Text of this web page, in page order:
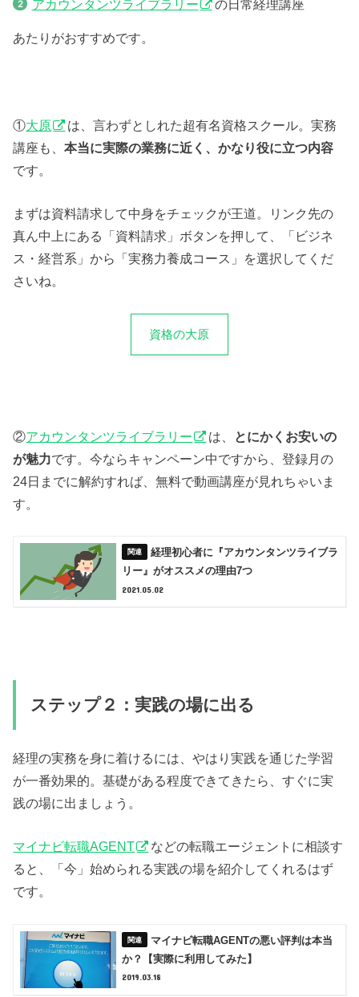
アカウンタンツライブラリー の日常経理講座
あたりがおすすめです。
①大原
は、言わずとしれた超有名資格スクール。実務
講座も、本当に実際の業務に近く、かなり役に立つ内容
です。
まずは資料請求して中身をチェックが王道。リンク先の
真ん中上にある「資料請求」ボタンを押して、「ビジネ
ス・経営系」から「実務力養成コース」を選択してくだ
さいね。
資格の大原
②アカウンタンツライブラリー は、 とにかくお安いの
が魅力です。今ならキャンペーン中ですから、登録月の
24日までに解約すれば、無料で動画講座が見れちゃいま
す。
経理初心者に『アカウンタンツライブラ
リー』がオススメの理由7つ
2021.05.02
ステップ２：実践の場に出る
経理の実務を身に着けるには、やはり実践を通じた学習
が一番効果的。基礎がある程度できてきたら、すぐに実
践の場に出ましょう。
マイナビ転職AGENT
などの転職エージェントに相談す
ると、「今」始められる実践の場を紹介してくれるはず
です。
マイナビ転職AGENTの悪い評判は本当
か？【実際に利用してみた】
2019.03.18